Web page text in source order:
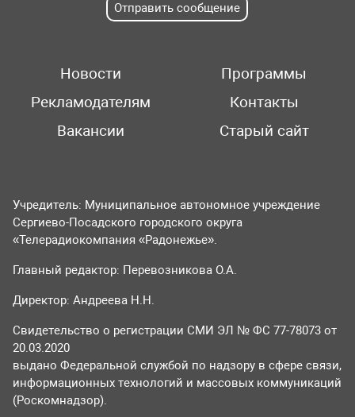
Отправить сообщение
Новости
Программы
Рекламодателям
Контакты
Вакансии
Старый сайт
Учредитель: Муниципальное автономное учреждение
Сергиево-Посадского городского округа
«Телерадиокомпания «Радонежье».
Главный редактор: Перевозникова О.А.
Директор: Андреева Н.Н.
Свидетельство о регистрации СМИ ЭЛ № ФС 77-78073 от
20.03.2020
выдано Федеральной службой по надзору в сфере связи,
информационных технологий и массовых коммуникаций
(Роскомнадзор).